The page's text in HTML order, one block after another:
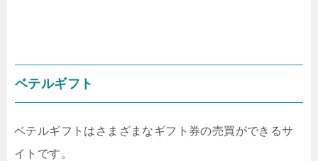
ベテルギフト
ベテルギフトはさまざまなギフト券の売買ができるサ
イトです。